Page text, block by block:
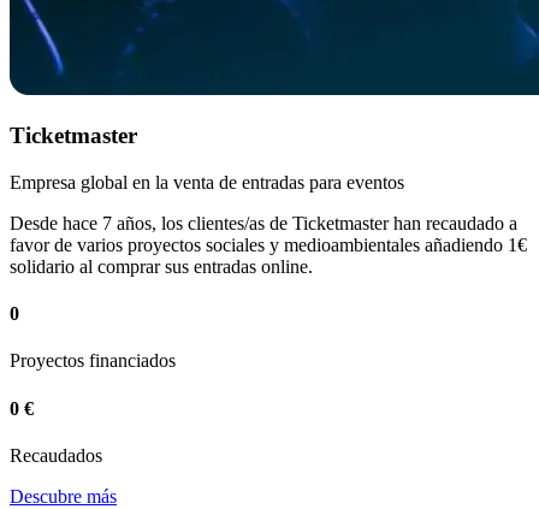
Ticketmaster
Empresa global en la venta de entradas para eventos
Desde hace 7 años, los clientes/as de Ticketmaster han recaudado a
favor de varios proyectos sociales y medioambientales añadiendo 1€
solidario al comprar sus entradas online.
0
Proyectos financiados
0 €
Recaudados
Descubre más